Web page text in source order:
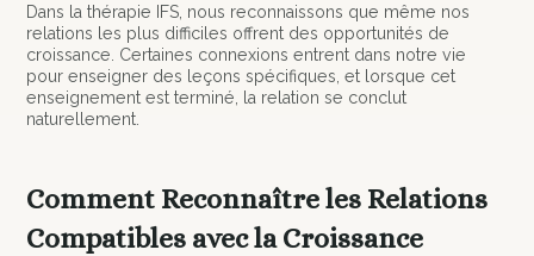
Dans la thérapie IFS, nous reconnaissons que même nos
relations les plus difficiles offrent des opportunités de
croissance. Certaines connexions entrent dans notre vie
pour enseigner des leçons spécifiques, et lorsque cet
enseignement est terminé, la relation se conclut
naturellement.
Comment Reconnaître les Relations
Compatibles avec la Croissance